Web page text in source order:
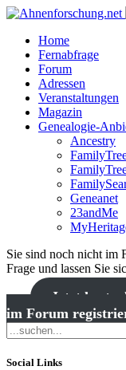
Home
Fernabfrage
Forum
Adressen
Veranstaltungen
Magazin
Genealogie-
Ancestry
Geneanet
23andMe
Sie sind noch nicht im
Frage und lassen Sie
Jetzt
im Forum
Social Links